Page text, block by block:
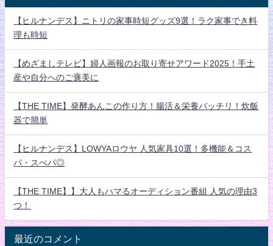
【ヒルナンデス】ニトリの家事時短グッズ9選！ラク家事でき料
理も時短
【めざましテレビ】婦人画報のお取り寄せアワード2025！手土
産や自分へのご褒美に
【THE TIME】発酵あんこの作り方！腸活＆栄養バッチリ！炊飯
器で簡単
【ヒルナンデス】LOWYAロウヤ 人気家具10選！多機能＆コス
パ・スぺパ◎
【THE TIME】】大人もハマるオーディション番組 人気の理由3
つ！
最近のコメント